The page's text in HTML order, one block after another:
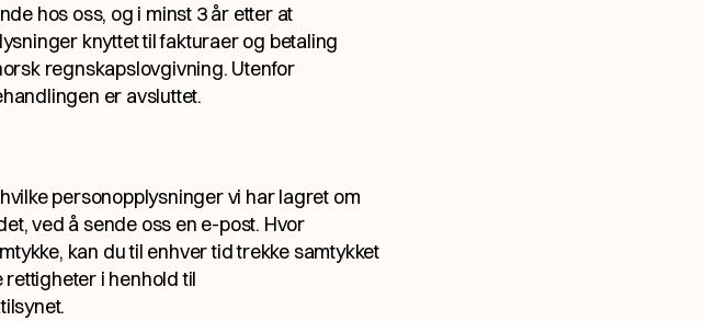
hos oss, og i minst 3 år etter at
knyttet til fakturaer og betaling
regnskapslovgivning. Utenfor
er avsluttet.
personopplysninger vi har lagret om
ved å sende oss en e-post. Hvor
kan du til enhver tid trekke samtykket
i henhold til